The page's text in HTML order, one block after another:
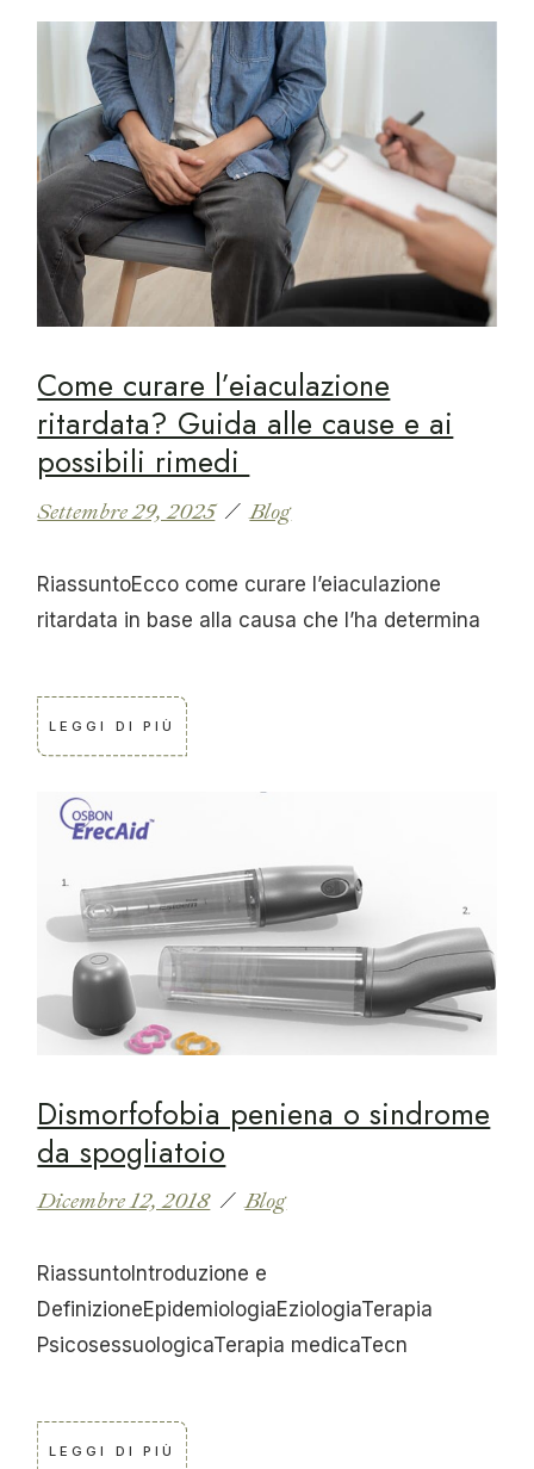
Come curare l’eiaculazione
ritardata? Guida alle cause e ai
possibili rimedi
Settembre 29, 2025 Blog
RiassuntoEcco come curare l’eiaculazione
ritardata in base alla causa che l’ha determina
LEGGI DI PIÙ
Dismorfofobia peniena o sindrome
da spogliatoio
Dicembre 12, 2018 Blog
RiassuntoIntroduzione e
DefinizioneEpidemiologiaEziologiaTerapia
PsicosessuologicaTerapia medicaTecn
LEGGI DI PIÙ